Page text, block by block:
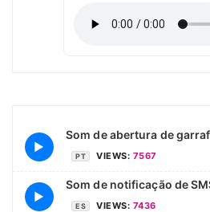
▶
Som de abertura de
PT VIEWS: 7567
▶
Som de notificação de
ES VIEWS: 7436